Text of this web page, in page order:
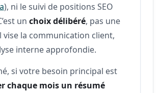
), ni le suivi de positions SEO
unchoix délibéré, pas une
vise la communication client,
interne approfondie.
si votre besoin principal est
chaque mois un résumé